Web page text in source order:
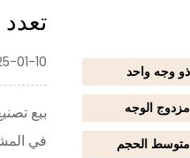
وجه واحد
الوجه
متوسط ​​الحجم
01-10
بيع
في